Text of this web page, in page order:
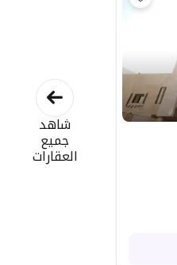
شاهد
جميع
العقارات